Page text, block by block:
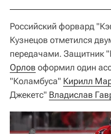
Российский форвард
Кузнецов отметился
передачами. Защитник
Орлов оформил один
"Коламбуса" Кирилл
Джекетс" Владислав